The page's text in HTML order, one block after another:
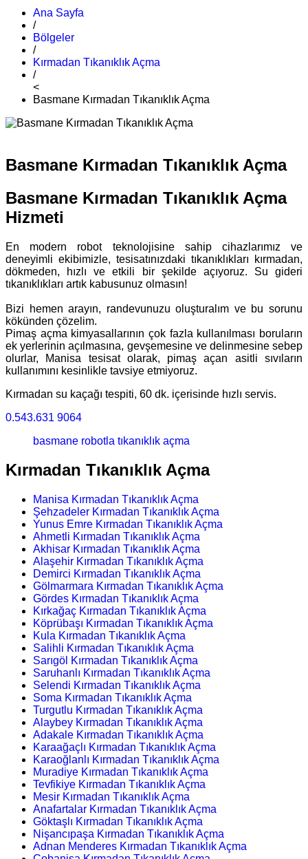
Ana Sayfa
/
Bölgeler
/
Kırmadan Tıkanıklık Açma
/
<
Basmane Kırmadan Tıkanıklık Açma
Basmane Kırmadan Tıkanıklık Açma
Basmane Kırmadan Tıkanıklık Açma
Hizmeti
En modern robot teknolojisine sahip cihazlarımız ve
deneyimli ekibimizle, tesisatınızdaki tıkanıklıkları kırmadan,
dökmeden, hızlı ve etkili bir şekilde açıyoruz. Su gideri
tıkanıklıkları artık kabusunuz olmasın!
Bizi hemen arayın, randevunuzu oluşturalım ve bu sorunu
kökünden çözelim.
Pimaş açma kimyasallarının çok fazla kullanılması boruların
ek yerlerinin açılmasına, gevşemesine ve delinmesine sebep
olurlar, Manisa tesisat olarak, pimaş açan asitli sıvıların
kullanımını kesinlikle tavsiye etmiyoruz.
Kırmadan su kaçağı tespiti, 60 dk. içerisinde hızlı servis.
0.543.631 9064
basmane robotla tıkanıklık açma
Kırmadan Tıkanıklık Açma
Manisa Kırmadan Tıkanıklık Açma
Şehzadeler Kırmadan Tıkanıklık Açma
Yunus Emre Kırmadan Tıkanıklık Açma
Ahmetli Kırmadan Tıkanıklık Açma
Akhisar Kırmadan Tıkanıklık Açma
Alaşehir Kırmadan Tıkanıklık Açma
Demirci Kırmadan Tıkanıklık Açma
Gölmarmara Kırmadan Tıkanıklık Açma
Gördes Kırmadan Tıkanıklık Açma
Kırkağaç Kırmadan Tıkanıklık Açma
Köprübaşı Kırmadan Tıkanıklık Açma
Kula Kırmadan Tıkanıklık Açma
Salihli Kırmadan Tıkanıklık Açma
Sarıgöl Kırmadan Tıkanıklık Açma
Saruhanlı Kırmadan Tıkanıklık Açma
Selendi Kırmadan Tıkanıklık Açma
Soma Kırmadan Tıkanıklık Açma
Turgutlu Kırmadan Tıkanıklık Açma
Alaybey Kırmadan Tıkanıklık Açma
Adakale Kırmadan Tıkanıklık Açma
Karaağaçlı Kırmadan Tıkanıklık Açma
Karaoğlanlı Kırmadan Tıkanıklık Açma
Muradiye Kırmadan Tıkanıklık Açma
Tevfikiye Kırmadan Tıkanıklık Açma
Mesir Kırmadan Tıkanıklık Açma
Anafartalar Kırmadan Tıkanıklık Açma
Göktaşlı Kırmadan Tıkanıklık Açma
Nişancıpaşa Kırmadan Tıkanıklık Açma
Adnan Menderes Kırmadan Tıkanıklık Açma